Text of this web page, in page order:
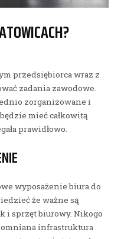
przedsiębiorca wraz z
zadania zawodowe.
zorganizowane i
mieć całkowitą
prawidłowo.
wyposażenie biura do
że ważne są
i sprzęt biurowy. Nikogo
infrastruktura